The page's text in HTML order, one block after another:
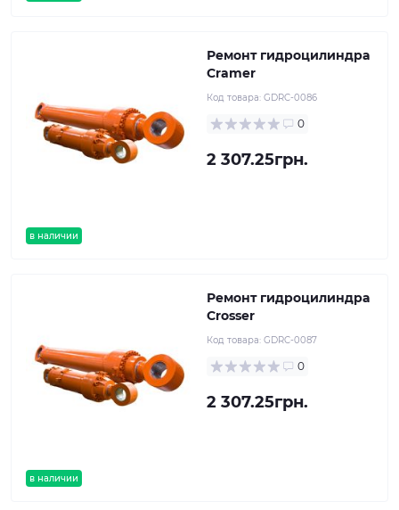
в наличии
Ремонт гидроцилиндра
Cramer
Код товара: GDRC-0086
0
2 307.25грн.
в наличии
Ремонт гидроцилиндра
Crosser
Код товара: GDRC-0087
0
2 307.25грн.